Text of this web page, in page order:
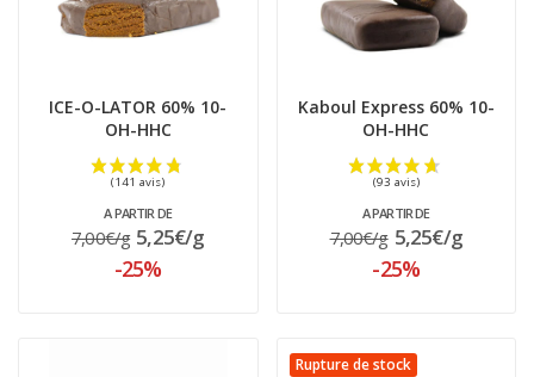
ICE-O-LATOR 60% 10-
OH-HHC
A PARTIR DE
7,00€/g 5,25€/g
-25%
Kaboul Express 60% 10-
OH-HHC
A PARTIR DE
7,00€/g 5,25€/g
-25%
Rupture de stock